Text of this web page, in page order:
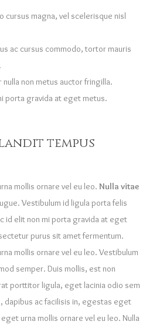
cursus magna, vel scelerisque nisl
ac cursus commodo, tortor mauris
non metus auctor fringilla.
porta gravida at eget metus.
tempus
mollis ornare vel eu leo. Nulla vitae
Vestibulum id ligula porta felis
id elit non mi porta gravida at eget
purus sit amet fermentum.
mollis ornare vel eu leo. Vestibulum
semper. Duis mollis, est non
porttitor ligula, eget lacinia odio sem
dapibus ac facilisis in, egestas eget
urna mollis ornare vel eu leo. Nulla